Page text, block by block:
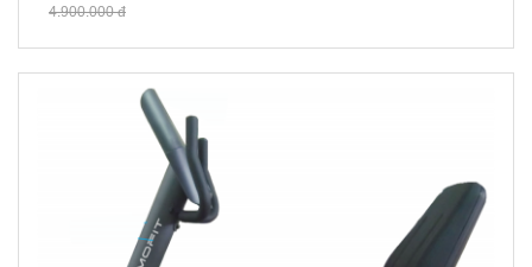
4.900.000 đ